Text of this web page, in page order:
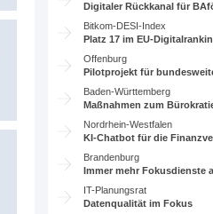
Digitaler Rückkanal für
Bitkom-DESI-Index
Platz 17 im EU-
Offenburg
Pilotprojekt für
Baden-Württemberg
Maßnahmen zum
Nordrhein-Westfalen
KI-Chatbot für die
Brandenburg
Immer mehr Fokusdienste
IT-Planungsrat
Datenqualität im Fokus